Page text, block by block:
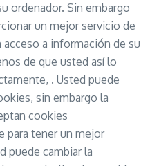
ordenador. Sin embargo
un mejor servicio de
a información de su
de que usted así lo
. Usted puede
sin embargo la
cookies
para tener un mejor
puede cambiar la